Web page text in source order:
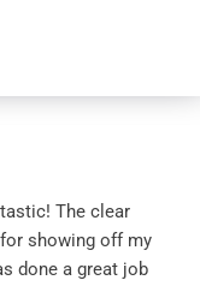
The clear
showing off my
done a great job